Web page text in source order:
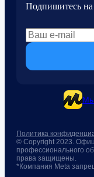
Подпишитесь
Мы
© Copyright 2023.
профессионального
права защищены.
*Компания Meta
Политика